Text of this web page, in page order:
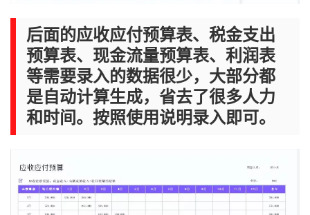
后面的应收应付预算表、税金支出
预算表、现金流量预算表、利润表
等需要录入的数据很少，大部分都
是自动计算生成，省去了很多人力
和时间。按照使用说明录入即可。